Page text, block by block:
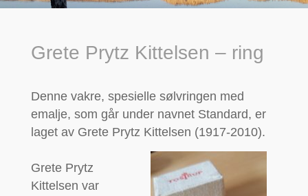
Grete Prytz Kittelsen – ring
Denne vakre, spesielle sølvringen med
emalje, som går under navnet Standard, er
laget av Grete Prytz Kittelsen (1917-2010).
Grete Prytz
Kittelsen var